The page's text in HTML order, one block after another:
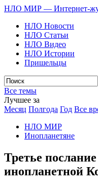
НЛО МИР — Интернет-
НЛО Новости
НЛО Статьи
НЛО Видео
НЛО Истории
Пришельцы
Все темы
Лучшее за
Месяц Полгода Год Все
НЛО МИР
Инопланетяне
Третье
инопланетной